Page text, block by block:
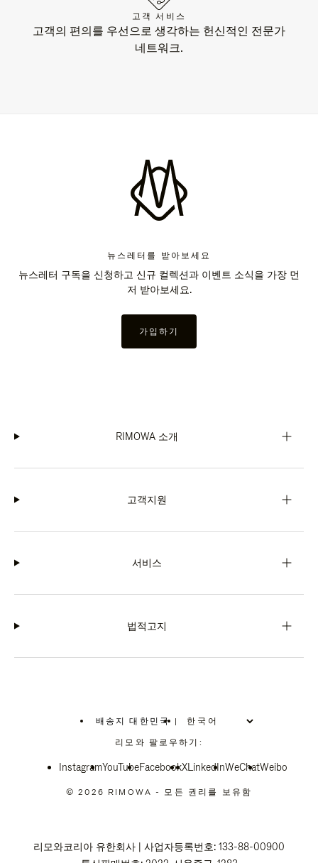
고객 서비스
고객의 편의를 우선으로 생각하는 헌신적인 전문가
네트워크.
뉴스레터를 받아보세요
뉴스레터 구독을 신청하고 신규 컬렉션과 이벤트 소식을 가장 먼
저 받아보세요.
가입하기
RIMOWA 소개
고객지원
서비스
법적고지
배송지 대한민국
위
치
선
십
|
리모와 팔로우하기:
InstagramYouTubeFacebookXLinkedInWeChatWeibo
© 2026 RIMOWA - 모든 권리를 보유함
리모와코리아 유한회사 | 사업자등록번호: 133-88-00900